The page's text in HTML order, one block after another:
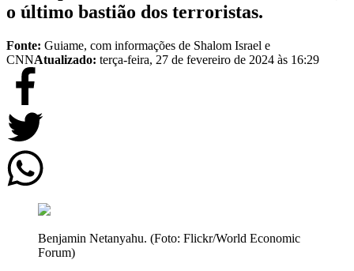
o último bastião dos terroristas.
Fonte: Guiame, com informações de Shalom Israel e
CNNAtualizado: terça-feira, 27 de fevereiro de 2024 às 16:29
Benjamin Netanyahu. (Foto: Flickr/World Economic
Forum)